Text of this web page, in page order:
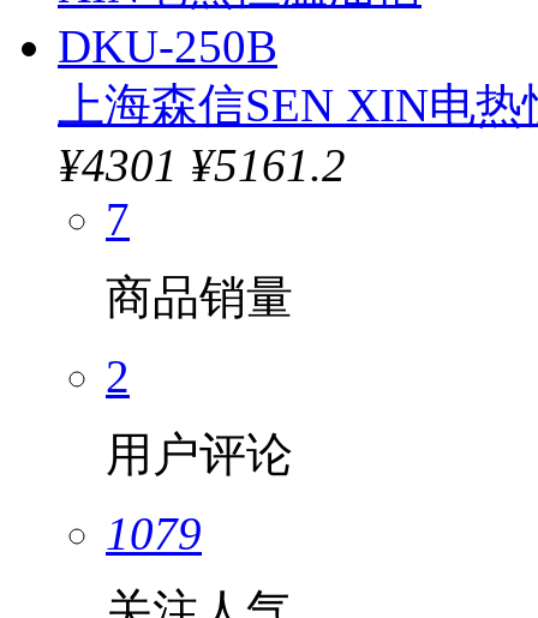
上海森信SEN XIN电
¥4301 ¥5161.2
7
商品销量
2
用户评论
1079